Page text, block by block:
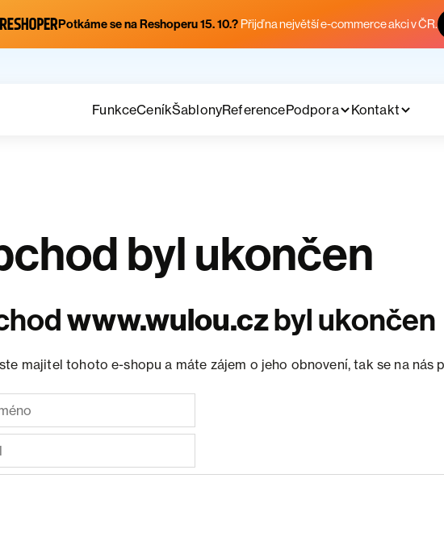
Potkáme se na Reshoperu 15. 10.? Přijď na největší e-commerce akci v ČR.
FunkceCeníkŠablonyReferencePodpora Kontakt
byl ukončen
www.wulou.czbyl ukončen
majitel tohoto e-shopu a máte zájem o jeho obnovení, tak se na nás